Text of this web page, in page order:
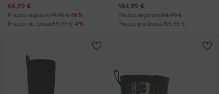
Prezzo attuale
66,99 €
Prezzo regolare79,95 €-16%
Prezzo più basso69,99 €-4%
Prezzo attuale
184,99 €
Prezzo regolare214,99 €
Prezzo più basso156,95 €